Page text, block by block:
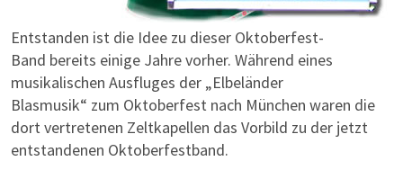
Entstanden ist die Idee zu dieser Oktoberfest-
Band bereits einige Jahre vorher. Während eines
musikalischen Ausfluges der „Elbeländer
Blasmusik“ zum Oktoberfest nach München waren die
dort vertretenen Zeltkapellen das Vorbild zu der jetzt
entstandenen Oktoberfestband.